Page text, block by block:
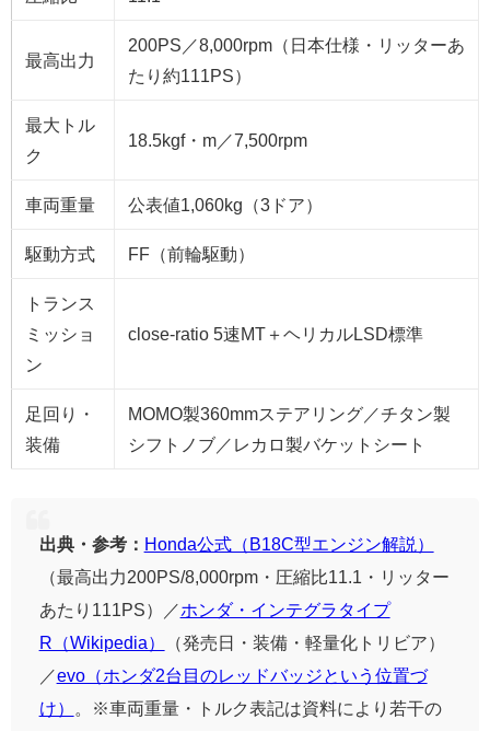
最高出力
200PS／8,000rpm（日本仕様・リッターあ
たり約111PS）
最大トル
ク
18.5kgf・m／7,500rpm
車両重量 公表値1,060kg（3ドア）
駆動方式 FF（前輪駆動）
トランス
ミッショ
ン
close-ratio 5速MT＋ヘリカルLSD標準
足回り・
装備
MOMO製360mmステアリング／チタン製
シフトノブ／レカロ製バケットシート
出典・参考： Honda公式（B18C型エンジン解説）
（最高出力200PS/8,000rpm・圧縮比11.1・リッター
あたり111PS）／ホンダ・インテグラタイプ
R（Wikipedia）
（発売日・装備・軽量化トリビア）
／evo（ホンダ2台目のレッドバッジという位置づ
け）
。※車両重量・トルク表記は資料により若干の